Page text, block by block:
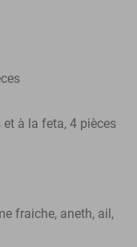
à la feta, 4 pièces
fraiche, aneth, ail,